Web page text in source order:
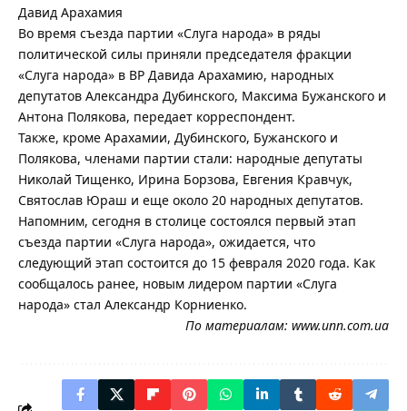
Давид Арахамия
Во время съезда партии «Слуга народа» в ряды
политической силы приняли председателя фракции
«Слуга народа» в ВР Давида Арахамию, народных
депутатов Александра Дубинского, Максима Бужанского и
Антона Полякова, передает корреспондент.
Также, кроме Арахамии, Дубинского, Бужанского и
Полякова, членами партии стали: народные депутаты
Николай Тищенко, Ирина Борзова, Евгения Кравчук,
Святослав Юраш и еще около 20 народных депутатов.
Напомним, сегодня в столице состоялся первый этап
съезда партии «Слуга народа», ожидается, что
следующий этап состоится до 15 февраля 2020 года. Как
сообщалось ранее, новым лидером партии «Слуга
народа» стал Александр Корниенко.
По материалам: www.unn.com.ua